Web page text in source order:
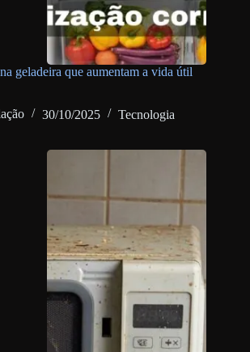
geladeira que aumentam a vida útil
30/10/2025 Tecnologia